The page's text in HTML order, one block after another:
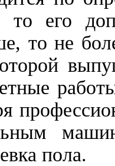
то его
то не
пола.